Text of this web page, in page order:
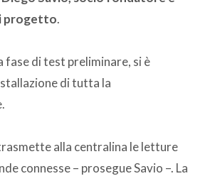
progetto.
fase di test preliminare, si è
di tutta la
alla centralina le letture
connesse – prosegue Savio –. La